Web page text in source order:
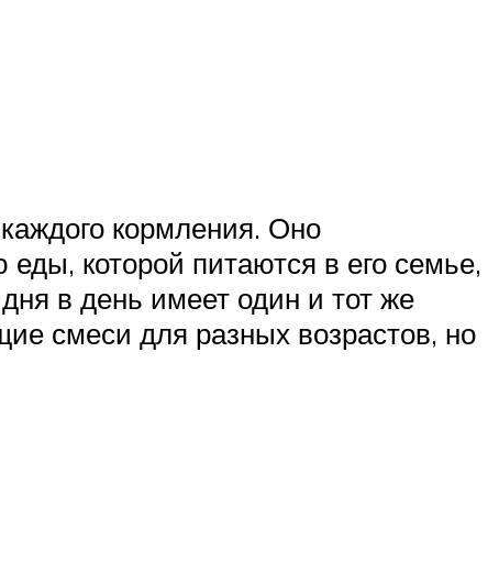
кормления. Оно
которой питаются в его семье,
в день имеет один и тот же
смеси для разных возрастов, но